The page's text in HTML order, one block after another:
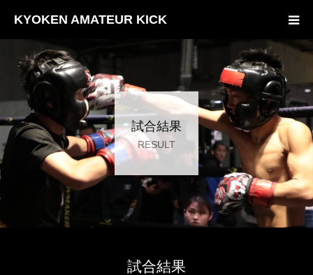
KYOKEN AMATEUR KICK
試合結果
RESULT
試合結果
HOME
試合結果
申込・ルール
チャンピオン
フォトギャラリー